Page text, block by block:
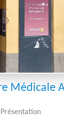
Médicale
Présentation